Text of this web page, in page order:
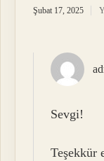
Şubat 17, 2025
Sevgi!
Teşekkür